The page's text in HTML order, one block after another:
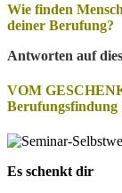
Wie finden
deiner Berufung?
Antworten auf
VOM
Es schenkt dir